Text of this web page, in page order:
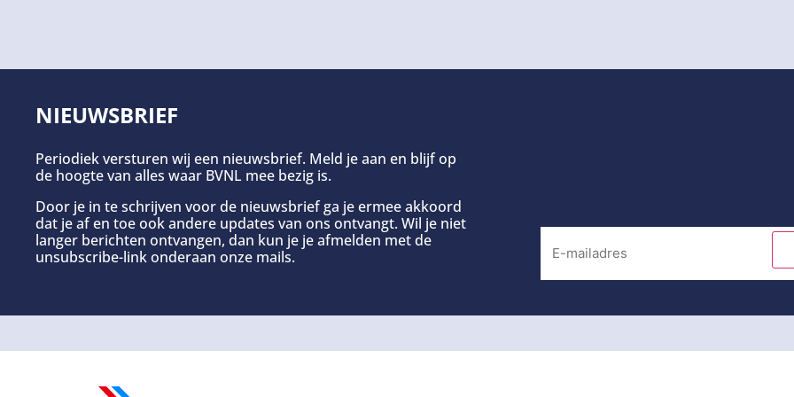
NIEUWSBRIEF
Periodiek versturen wij een nieuwsbrief. Meld je aan en blijf op
de hoogte van alles waar BVNL mee bezig is.
Door je in te schrijven voor de nieuwsbrief ga je ermee akkoord
dat je af en toe ook andere updates van ons ontvangt. Wil je niet
langer berichten ontvangen, dan kun je je afmelden met de
unsubscribe-link onderaan onze mails.